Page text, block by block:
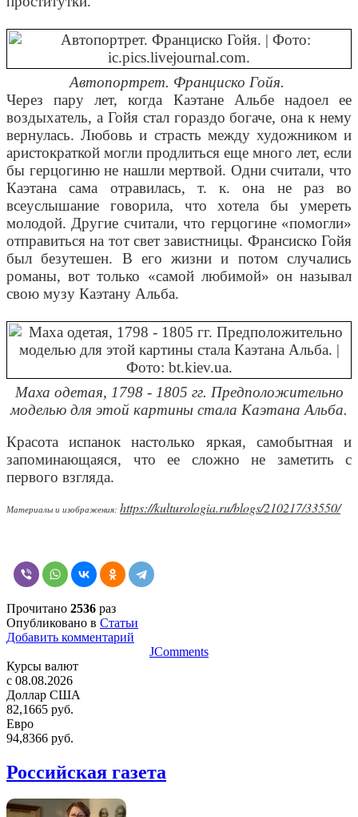
Автопортрет. Франциско Гойя.
Через пару лет, когда Каэтане Альбе надоел ее
воздыхатель, а Гойя стал гораздо богаче, она к нему
вернулась. Любовь и страсть между художником и
аристократкой могли продлиться еще много лет, если
бы герцогиню не нашли мертвой. Одни считали, что
Каэтана сама отравилась, т. к. она не раз во
всеуслышание говорила, что хотела бы умереть
молодой. Другие считали, что герцогине «помогли»
отправиться на тот свет завистницы. Франсиско Гойя
был безутешен. В его жизни и потом случались
романы, вот только «самой любимой» он называл
свою музу Каэтану Альба.
Маха одетая, 1798 - 1805 гг. Предположительно
моделью для этой картины стала Каэтана Альба.
Красота испанок настолько яркая, самобытная и
запоминающаяся, что ее сложно не заметить с
первого взгляда.
Материалы и изображения: https://kulturologia.ru/blogs/210217/33550/
Прочитано 2536 раз
Опубликовано в Статьи
Добавить комментарий
JComments
Курсы валют
c 08.08.2026
Доллар США
82,1665 руб.
Евро
94,8366 руб.
Российская газета